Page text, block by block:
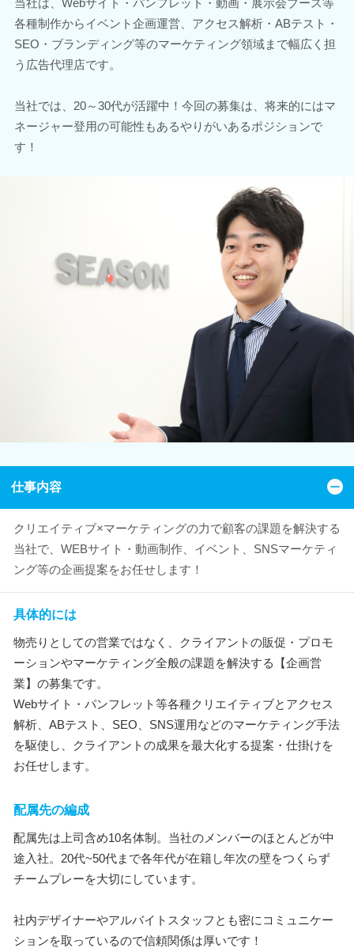
各種制作からイベント企画運営、アクセス解析・ABテスト・
SEO・ブランディング等のマーケティング領域まで幅広く担
う広告代理店です。
当社では、20～30代が活躍中！今回の募集は、将来的にはマ
ネージャー登用の可能性もあるやりがいあるポジションで
す！
仕事内容
クリエイティブ×マーケティングの力で顧客の課題を解決する
当社で、WEBサイト・動画制作、イベント、SNSマーケティ
ング等の企画提案をお任せします！
具体的には
物売りとしての営業ではなく、クライアントの販促・プロモ
ーションやマーケティング全般の課題を解決する【企画営
業】の募集です。
Webサイト・パンフレット等各種クリエイティブとアクセス
解析、ABテスト、SEO、SNS運用などのマーケティング手法
を駆使し、クライアントの成果を最大化する提案・仕掛けを
お任せします。
配属先の編成
配属先は上司含め10名体制。当社のメンバーのほとんどが中
途入社。20代~50代まで各年代が在籍し年次の壁をつくらず
チームプレーを大切にしています。
社内デザイナーやアルバイトスタッフとも密にコミュニケー
ションを取っているので信頼関係は厚いです！